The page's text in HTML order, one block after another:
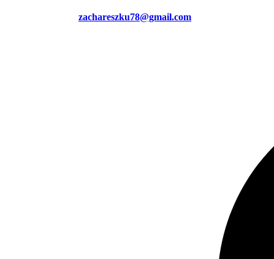
zachareszku78@gmail.com